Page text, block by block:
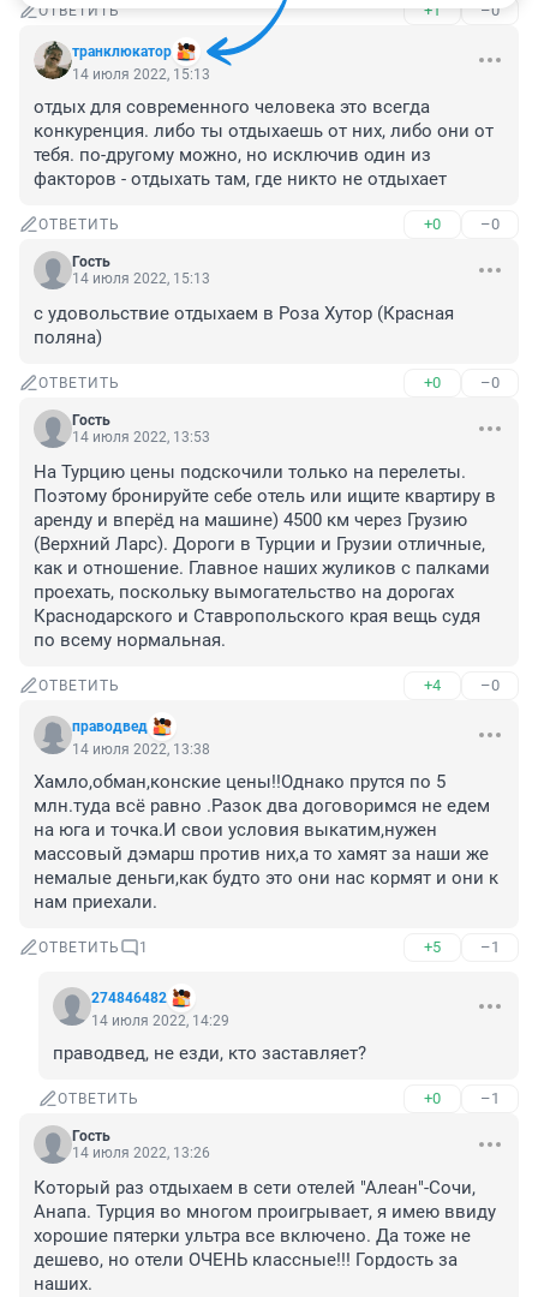
ОТВЕТИТЬ +1 –0
транклюкатор
14 июля 2022, 15:13
отдых для современного человека это всегда
конкуренция. либо ты отдыхаешь от них, либо они от
тебя. по-другому можно, но исключив один из
факторов - отдыхать там, где никто не отдыхает
ОТВЕТИТЬ +0 –0
Гость
14 июля 2022, 15:13
с удовольствие отдыхаем в Роза Хутор (Красная
поляна)
ОТВЕТИТЬ +0 –0
Гость
14 июля 2022, 13:53
На Турцию цены подскочили только на перелеты.
Поэтому бронируйте себе отель или ищите квартиру в
аренду и вперёд на машине) 4500 км через Грузию
(Верхний Ларс). Дороги в Турции и Грузии отличные,
как и отношение. Главное наших жуликов с палками
проехать, поскольку вымогательство на дорогах
Краснодарского и Ставропольского края вещь судя
по всему нормальная.
ОТВЕТИТЬ +4 –0
праводвед
14 июля 2022, 13:38
Хамло,обман,конские цены!!Однако прутся по 5
млн.туда всё равно .Разок два договоримся не едем
на юга и точка.И свои условия выкатим,нужен
массовый дэмарш против них,а то хамят за наши же
немалые деньги,как будто это они нас кормят и они к
нам приехали.
ОТВЕТИТЬ 1 +5 –1
274846482
14 июля 2022, 14:29
праводвед, не езди, кто заставляет?
ОТВЕТИТЬ +0 –1
Гость
14 июля 2022, 13:26
Который раз отдыхаем в сети отелей "Алеан"-Сочи,
Анапа. Турция во многом проигрывает, я имею ввиду
хорошие пятерки ультра все включено. Да тоже не
дешево, но отели ОЧЕНЬ классные!!! Гордость за
наших.